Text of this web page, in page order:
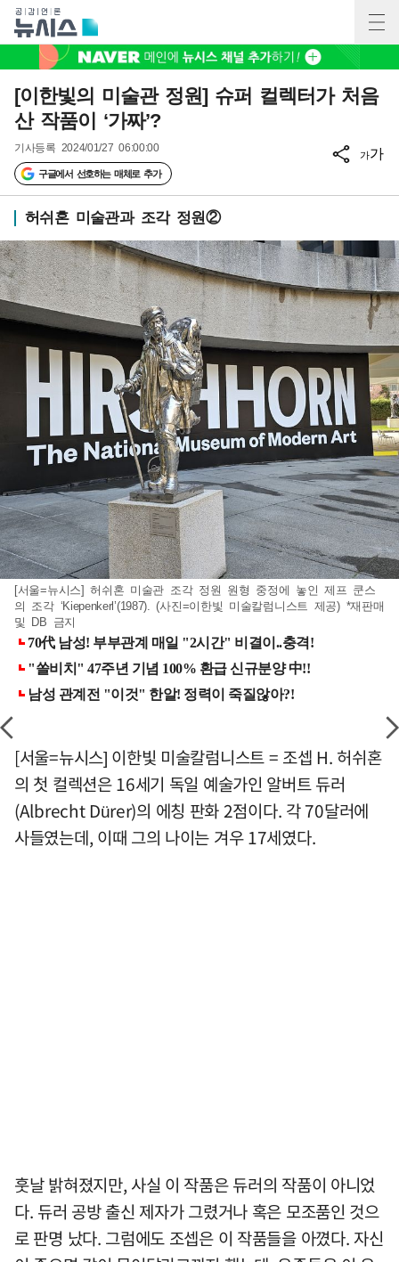
[이한빛의 미술관 정원] 슈퍼 컬렉터가 처음
산 작품이 ‘가짜’?
기사등록 2024/01/27 06:00:00
구글에서 선호하는 매체로 추가
가가
허쉬혼 미술관과 조각 정원②
[서울=뉴시스] 허쉬혼 미술관 조각 정원 원형 중정에 놓인 제프 쿤스
의 조각 ‘Kiepenkerl’(1987). (사진=이한빛 미술칼럼니스트 제공) *재판매
및 DB 금지
[서울=뉴시스] 이한빛 미술칼럼니스트 = 조셉 H. 허쉬혼
의 첫 컬렉션은 16세기 독일 예술가인 알버트 듀러
(Albrecht Dürer)의 에칭 판화 2점이다. 각 70달러에
사들였는데, 이때 그의 나이는 겨우 17세였다.
훗날 밝혀졌지만, 사실 이 작품은 듀러의 작품이 아니었
다. 듀러 공방 출신 제자가 그렸거나 혹은 모조품인 것으
로 판명 났다. 그럼에도 조셉은 이 작품들을 아꼈다. 자신